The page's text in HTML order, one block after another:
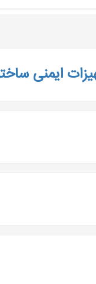
ایمنی